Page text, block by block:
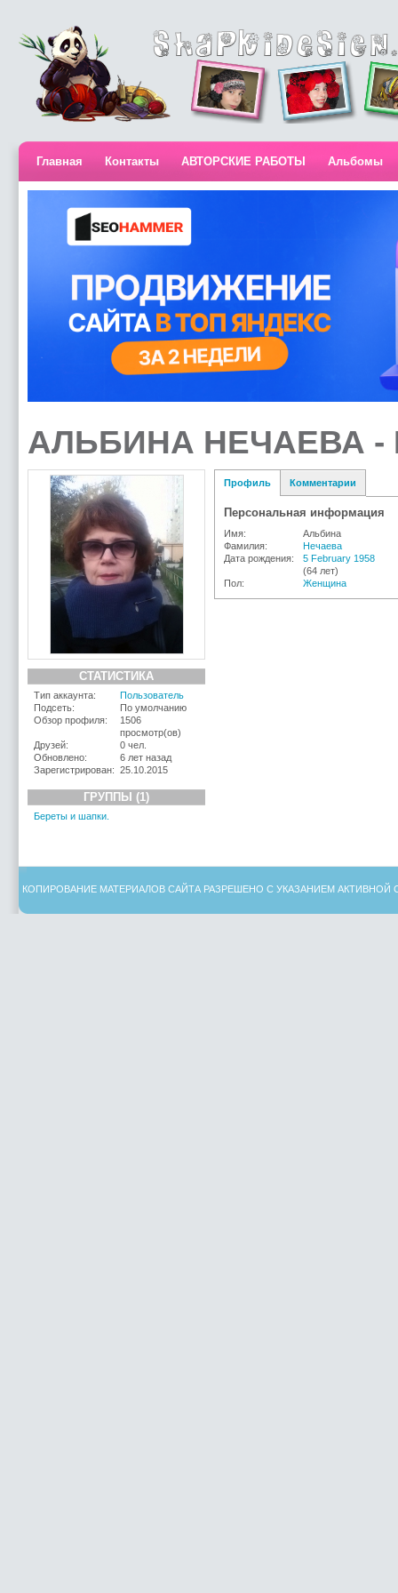
Главная Контакты АВТОРСКИЕ РАБОТЫ Альбомы
АЛЬБИНА НЕЧАЕВА
СТАТИСТИКА
Тип аккаунта:
Пользователь
Подсеть:
По умолчанию
Обзор профиля:
1506
просмотр(ов)
Друзей:
0 чел.
Обновлено:
6 лет назад
Зарегистрирован: 25.10.2015
ГРУППЫ (1)
Береты и шапки.
Профиль Комментарии
Персональная информация
Имя:
Альбина
Фамилия:
Нечаева
Дата рождения:
5 February 1958
(64 лет)
Пол:
Женщина
КОПИРОВАНИЕ МАТЕРИАЛОВ САЙТА РАЗРЕШЕНО С УКАЗАНИЕМ АКТИВНОЙ